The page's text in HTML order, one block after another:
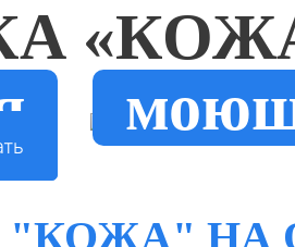
"КОЖА" НА